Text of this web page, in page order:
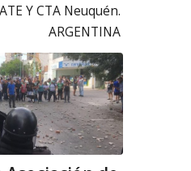
Y CTA Neuquén.
ARGENTINA